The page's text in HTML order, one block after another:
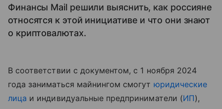
Финансы Mail решили выяснить, как россияне
относятся к этой инициативе и что они знают
о криптовалютах.
В соответствии с документом, с 1 ноября 2024
года заниматься майнингом смогут юридические
лица и индивидуальные предприниматели (ИП),